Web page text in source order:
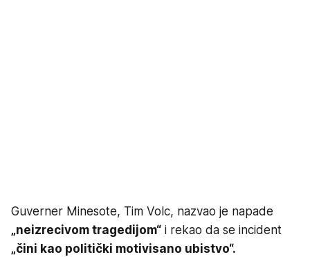
Guverner Minesote, Tim Volc, nazvao je napade
„neizrecivom tragedijom“ i rekao da se incident
„čini kao politički motivisano ubistvo“.